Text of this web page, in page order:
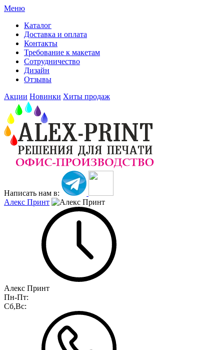
Меню
Каталог
Доставка и оплата
Контакты
Требование к макетам
Сотрудничество
Дизайн
Отзывы
Акции Новинки Хиты продаж
Написать нам в:
Алекс Принт
Алекс Принт
Пн-Пт:
Сб,Вс: